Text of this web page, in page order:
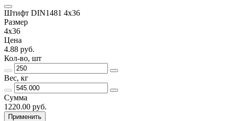
Штифт DIN1481 4х36
Размер
4х36
Цена
4.88 руб.
Кол-во, шт
Вес, кг
Сумма
1220.00 руб.
Применить